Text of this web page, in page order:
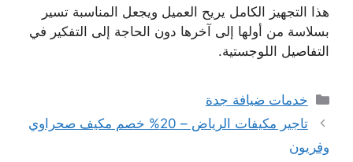
هذا التجهيز الكامل يريح العميل ويجعل المناسبة تسير
بسلاسة من أولها إلى آخرها دون الحاجة إلى التفكير في
التفاصيل اللوجستية.
التصنيفات
خدمات ضيافة جدة
تاجير مكيفات الرياض – 20% خصم مكيف صحراوي
وفريون